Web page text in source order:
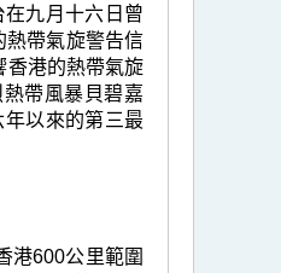
九月十六日曾
熱帶氣旋警告信
香港的熱帶氣旋
帶風暴貝碧嘉
以來的第三最
港600公里範圍